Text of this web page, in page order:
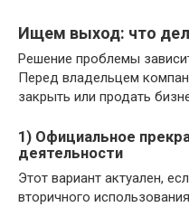
Ищем выход: что
Решение проблемы
Перед владельцем
закрыть или продать
1) Официальное
деятельности
Этот вариант актуален,
вторичного